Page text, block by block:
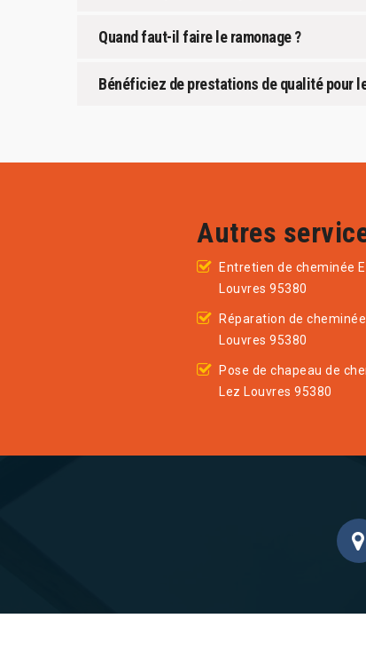
Quand faut-il faire le ramonage ?
Bénéficiez de prestations de qualité pour
Autres
Entretien de cheminée
Louvres 95380
Réparation de
Louvres 95380
Pose de chapeau de
Lez Louvres 95380